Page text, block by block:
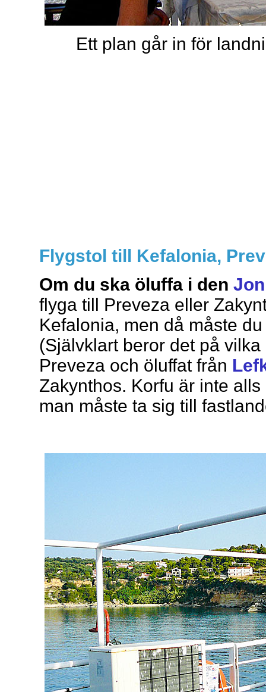
Ett plan går in för
Flygstol till Kefalonia,
Om du ska öluffa i den
flyga till Preveza eller
Kefalonia, men då måste
(Självklart beror det på
Preveza och öluffat från
Zakynthos. Korfu är inte
man måste ta sig till